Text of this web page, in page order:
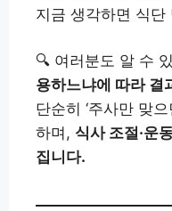
지금 생각하면 식단
🔍 여러분도 알 수
용하느냐에 따라 결
단순히 ‘주사만 맞
하며, 식사 조절·운
집니다.